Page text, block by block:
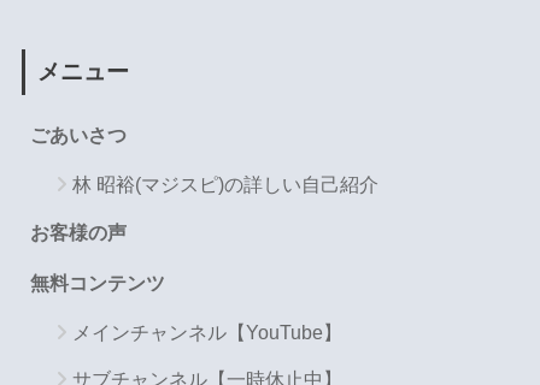
メニュー
ごあいさつ
林 昭裕(マジスピ)の詳しい自己紹介
お客様の声
無料コンテンツ
メインチャンネル【YouTube】
サブチャンネル【一時休止中】